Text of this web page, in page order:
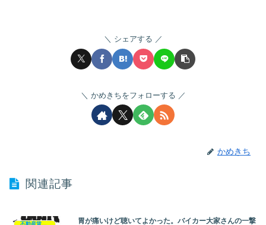
シェアする
かめきちをフォローする
かめきち
関連記事
胃が痛いけど聴いてよかった。バイカー大家さんの一撃